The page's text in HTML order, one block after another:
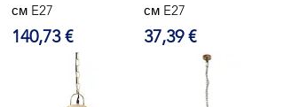
см E27
Цена
140,73 €
см E27
Цена
37,39 €